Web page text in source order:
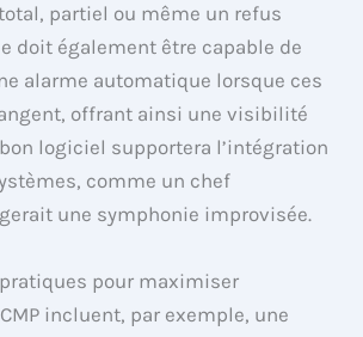
partiel ou même un refus
doit également être capable de
alarme automatique lorsque ces
offrant ainsi une visibilité
logiciel supportera l’intégration
comme un chef
une symphonie improvisée.
pour maximiser
incluent, par exemple, une